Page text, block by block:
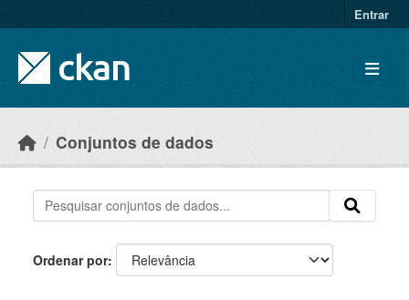
Entrar
Conjuntos de dados
Ordenar por